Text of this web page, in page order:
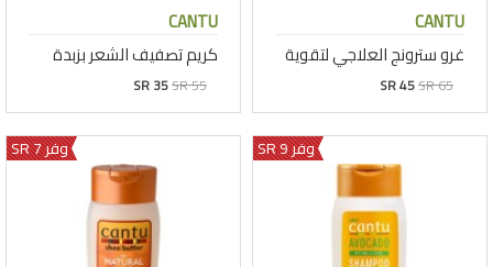
CANTU
غرو سترونج العلاجي لتقوية
SR 45SR 65
CANTU
كريم تصفيف الشعر بزبدة
SR 35SR 55
وفر 9 SR وفر 7 SR